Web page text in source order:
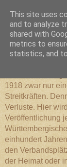
1918 zwar nur
Streitkräften.
Verluste. Hier
Veröffentlichung
einhundert
den
der Heimat oder
This site uses
and to analyze
shared with
metrics to
statistics, and